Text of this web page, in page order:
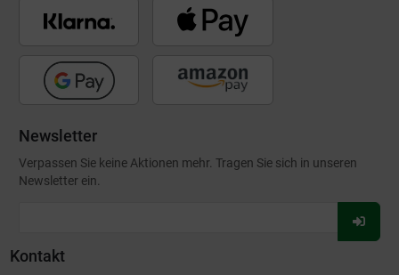
Newsletter
Verpassen Sie keine Aktionen mehr. Tragen Sie sich in unseren
Newsletter ein.
Für
Kontakt